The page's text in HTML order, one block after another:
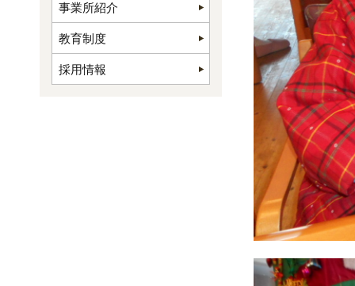
事業所紹介
教育制度
採用情報